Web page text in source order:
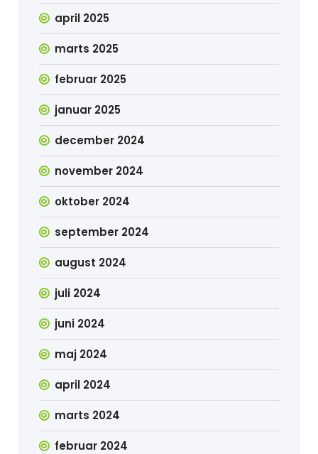
april 2025
marts 2025
februar 2025
januar 2025
december 2024
november 2024
oktober 2024
september 2024
august 2024
juli 2024
juni 2024
maj 2024
april 2024
marts 2024
februar 2024